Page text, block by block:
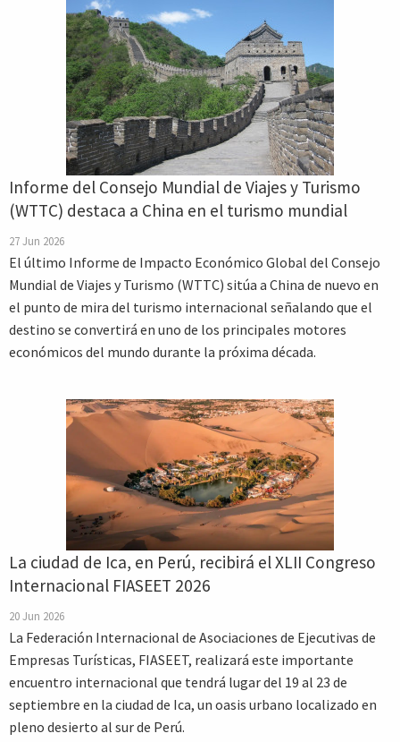
Informe del Consejo Mundial de Viajes y Turismo
(WTTC) destaca a China en el turismo mundial
27 Jun 2026
El último Informe de Impacto Económico Global del Consejo
Mundial de Viajes y Turismo (WTTC) sitúa a China de nuevo en
el punto de mira del turismo internacional señalando que el
destino se convertirá en uno de los principales motores
económicos del mundo durante la próxima década.
La ciudad de Ica, en Perú, recibirá el XLII Congreso
Internacional FIASEET 2026
20 Jun 2026
La Federación Internacional de Asociaciones de Ejecutivas de
Empresas Turísticas, FIASEET, realizará este importante
encuentro internacional que tendrá lugar del 19 al 23 de
septiembre en la ciudad de Ica, un oasis urbano localizado en
pleno desierto al sur de Perú.